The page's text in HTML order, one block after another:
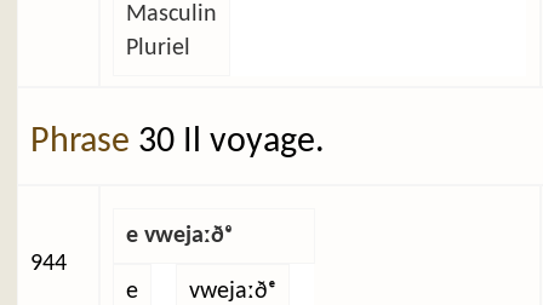
Masculin
Pluriel
Phrase 30 Il voyage.
944
e vwejaːðᵉ
e vwejaːðᵉ